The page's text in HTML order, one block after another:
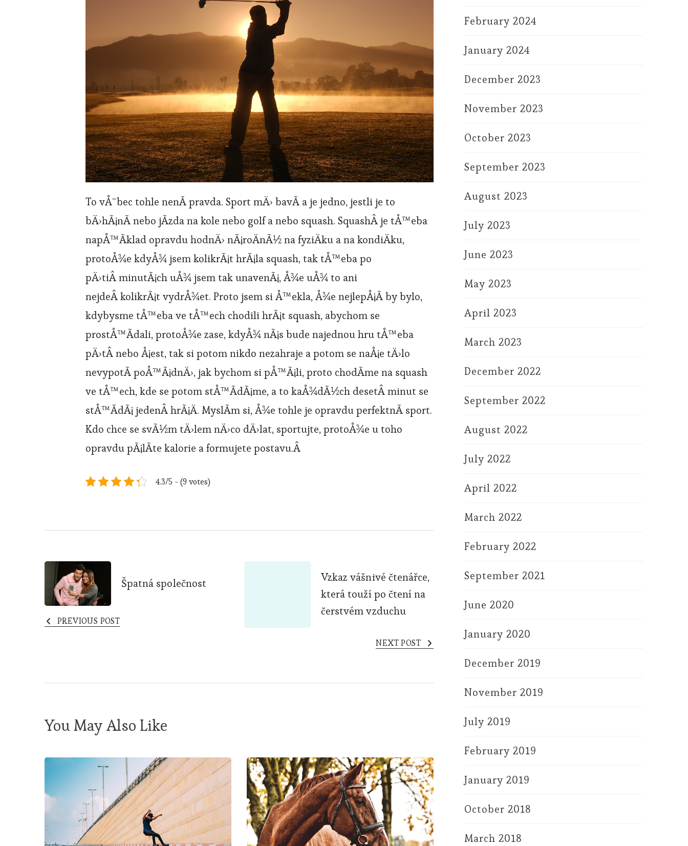
To vÅ¯bec tohle nenÃ­ pravda. Sport mÄ› bavÃ­ a je jedno, jestli je to
bÄ›hÃ¡nÃ­ nebo jÃ­zda na kole nebo golf a nebo squash. SquashÂ je tÅ™eba
napÅ™Ã­klad opravdu hodnÄ› nÃ¡roÄnÃ½ na fyziÄku a na kondiÄku,
protoÅ¾e kdyÅ¾ jsem kolikrÃ¡t hrÃ¡la squash, tak tÅ™eba po
pÄ›tiÂ minutÃ¡ch uÅ¾ jsem tak unavenÃ¡, Å¾e uÅ¾ to ani
nejdeÂ kolikrÃ¡t vydrÅ¾et. Proto jsem si Å™ekla, Å¾e nejlepÅ¡Ã­ by bylo,
kdybysme tÅ™eba ve tÅ™ech chodili hrÃ¡t squash, abychom se
prostÅ™Ã­dali, protoÅ¾e zase, kdyÅ¾ nÃ¡s bude najednou hru tÅ™eba
pÄ›tÂ nebo Å¡est, tak si potom nikdo nezahraje a potom se naÅ¡e tÄ›lo
nevypotÃ­ poÅ™Ã¡dnÄ›, jak bychom si pÅ™Ã¡li, proto chodÃ­me na squash
ve tÅ™ech, kde se potom stÅ™Ã­dÃ¡me, a to kaÅ¾dÃ½ch desetÂ minut se
stÅ™Ã­dÃ¡ jedenÂ hrÃ¡Ä. MyslÃ­m si, Å¾e tohle je opravdu perfektnÃ­ sport.
Kdo chce se svÃ½m tÄ›lem nÄ›co dÄ›lat, sportujte, protoÅ¾e u toho
opravdu pÃ¡lÃ­te kalorie a formujete postavu.Â
4.3/5 - (9 votes)
Post
Navigation
Špatná společnost
PREVIOUS POST
Vzkaz vášnivé čtenářce,
která touží po čtení na
čerstvém vzduchu
NEXT POST
You May Also Like
February 2024
January 2024
December 2023
November 2023
October 2023
September 2023
August 2023
July 2023
June 2023
May 2023
April 2023
March 2023
December 2022
September 2022
August 2022
July 2022
April 2022
March 2022
February 2022
September 2021
June 2020
January 2020
December 2019
November 2019
July 2019
February 2019
January 2019
October 2018
March 2018